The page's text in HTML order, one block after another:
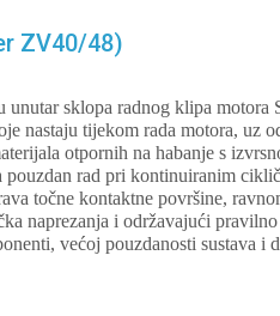
ZV40/48)
sklopa radnog klipa
nastaju tijekom rada motora, uz
otpornih na habanje s
rad pri kontinuiranim
točne kontaktne površine,
naprezanja i održavajući
većoj pouzdanosti sustava i